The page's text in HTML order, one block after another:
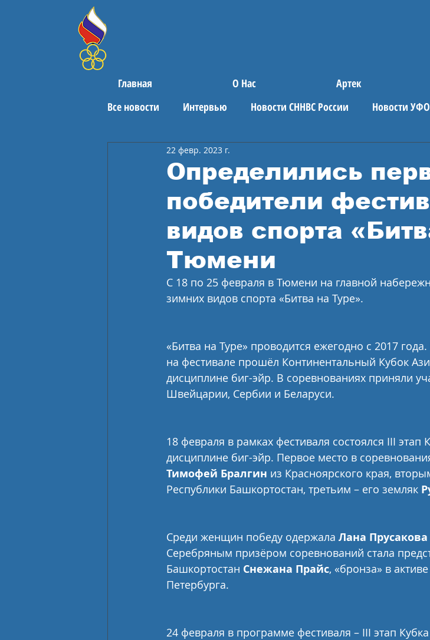
Главная О Нас Артек
Все новости
Интервью Новости СННВС России Новости
Поздравления Спортивные новости
Определились
победители
видов спорта
Тюмени
22 февр. 2023 г.
С 18 по 25 февраля в Тюмени на главной
зимних видов спорта «Битва на Туре».
«Битва на Туре» проводится ежегодно с 2017
на фестивале прошёл Континентальный Кубок
дисциплине биг-эйр. В соревнованиях приняли
Швейцарии, Сербии и Беларуси.
18 февраля в рамках фестиваля состоялся III этап
дисциплине биг-эйр. Первое место в
Тимофей Бралгин из Красноярского края,
Республики Башкортостан, третьим – его земляк
Среди женщин победу одержала Лана Прусакова
Серебряным призёром соревнований стала
Башкортостан Снежана Прайс, «бронза» в активе
Петербурга.
24 февраля в программе фестиваля – III этап